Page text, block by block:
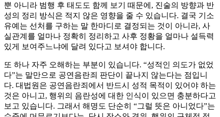
뿐 아니라 범행 후 태도도 함께 보기 때문에, 진술의 방향과 반
성의 정리 방식은 적지 않은 영향을 줄 수 있습니다. 결국 기소
유예는 선처를 구하는 말 한마디로 결정되는 것이 아니라, 사
실관계를 얼마나 정확히 정리하고 사후 정황을 얼마나 설득력
있게 보여주느냐에 달려 있다고 보셔야 합니다.
또 하나 자주 오해하는 부분이 있습니다. “성적인 의도가 없었
다”는 말만으로 공연음란죄 판단이 끝나지 않는다는 점입니
다. 대법원은 공연음란죄에서 반드시 성적 목적이 있어야 하는
것은 아니고, 행위의 음란성에 대한 인식이 있으면 충분하다고
보고 있습니다. 그래서 해명도 단순히 “그럴 뜻은 아니었다”는